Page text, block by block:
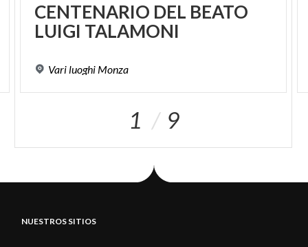
CENTENARIO DEL BEATO
LUIGI TALAMONI
Variluoghi Monza
1 9
NUESTROS SITIOS